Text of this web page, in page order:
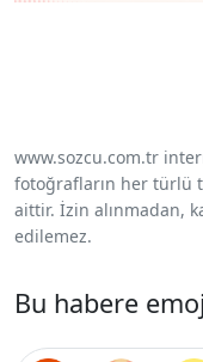
www.sozcu.com.tr
fotoğrafların her türlü
aittir. İzin alınmadan,
edilemez.
Bu habere